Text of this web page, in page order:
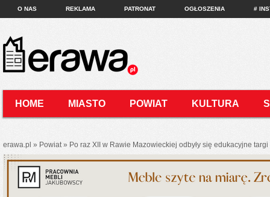
O NAS REKLAMA PATRONAT OGŁOSZENIA #
HOME MIASTO POWIAT KULTURA
erawa.pl » Powiat » Po raz XII w Rawie Mazowieckiej odbyły się edukacyjne